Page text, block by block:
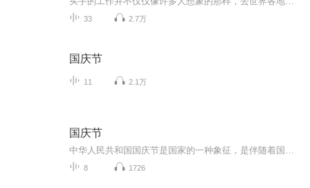
33 2.7万
国庆节
11 2.1万
国庆节
8 1726